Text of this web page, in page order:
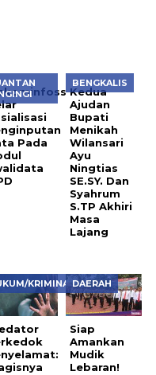
Pada
BENGKALIS
Kedua
Ajudan
Bupati
Menikah
Wilansari
Ayu
Ningtias
SE.SY. Dan
Syahrum
S.TP Akhiri
Masa
Lajang
KRIMINALDAERAH
Siap
Amankan
Mudik
Lebaran!